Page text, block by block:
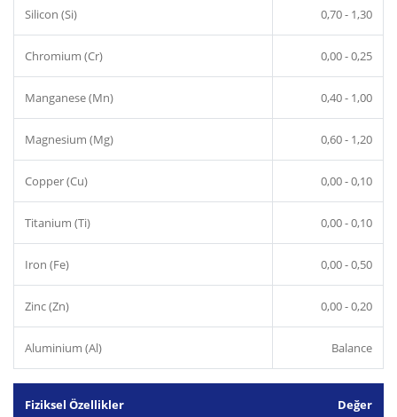
Silicon (Si) 0,70 - 1,30
Chromium (Cr) 0,00 - 0,25
Manganese (Mn) 0,40 - 1,00
Magnesium (Mg) 0,60 - 1,20
Copper (Cu) 0,00 - 0,10
Titanium (Ti) 0,00 - 0,10
Iron (Fe) 0,00 - 0,50
Zinc (Zn) 0,00 - 0,20
Aluminium (Al) Balance
Fiziksel Özellikler Değer